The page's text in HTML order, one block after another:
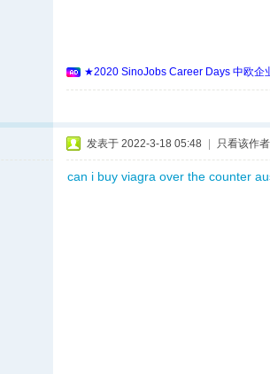
★2020 SinoJobs Career Days 中欧
发表于 2022-3-18 05:48 只看该作者
can i buy viagra over the counter